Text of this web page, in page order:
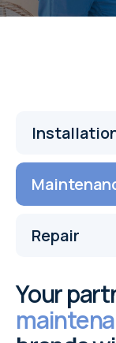
Repair
Your